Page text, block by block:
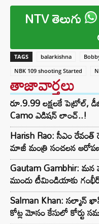
NTV తెలుగు
TAGS balarkishna
NBK 109 shooting Started
తాజావార్తలు
రూ.9.99 లక్షలకే పెట్రోల్,
Camo ఎడిషన్ లాంచ్..!
Harish Rao: సీఎం
మాజీ మంత్రి సంచలన
Gautam Gambhir: మన
ముందు టీమిండియాకు
Salman Khan:
కోట్ల మోసం కేసులో కోర్టు